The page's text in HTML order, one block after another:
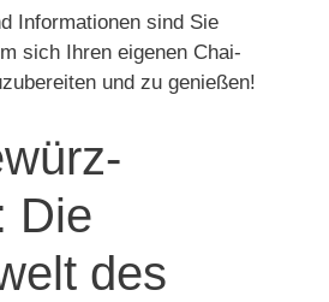
Informationen sind Sie
sich Ihren eigenen Chai-
und zu genießen!
Die
des